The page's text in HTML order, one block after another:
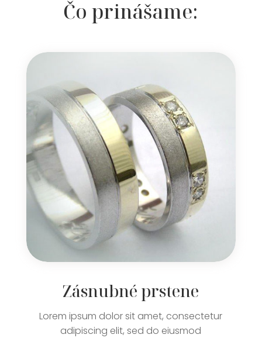
Čo prinášame:
Zásnubné prstene
Lorem ipsum dolor sit amet, consectetur
adipiscing elit, sed do eiusmod